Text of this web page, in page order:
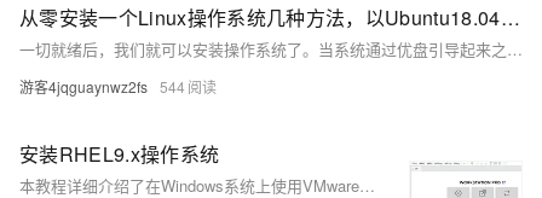
从零安装一个Linux操作系统几种方法，以Ubuntu18.04为例
一切就绪后，我们就可以安装操作系统了。当系统通过优盘引导起来之后，我们就可以看到跟虚拟机中一样的安装向导了。之后，大家按照虚拟机中的顺序安装即可。 好了，今天主要介绍了Ubuntu Server版操作系统的安装过程，关于如何使用该操作系统，及操作系统更深层的原理，还请关注本号及相关圈子。
游客4jqguaynwz2fs 544
安装RHEL9.x操作系统
本教程详细介绍了在Windows系统上使用VMware Workstation 17.5 Pro安装RHEL 9.x的完整流程。首先准备所需设备和软件，包括Windows计算机、RHEL 9 ISO映像文件、VMware软件及相关下载链接。接着，通过创建虚拟机、配置硬件参数完成VMware的基本设置。随后进入RHEL 9.x安装环节，涵盖语言选择、软件配置、网络和主机名设置、时区调整、磁盘分区规划（如/boot、/、swap、/boot/efi等分区）以及用户和密码的创建。最后，启动安装程序并监控进度，直至系统重启进入图形化登录界面。整个过程配有详细步骤说明和截图，便于用户操作和理解。